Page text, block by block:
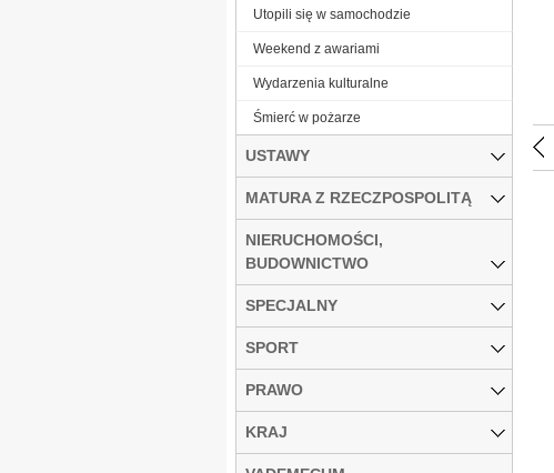
Utopili się w samochodzie
Weekend z awariami
Wydarzenia kulturalne
Śmierć w pożarze
USTAWY
MATURA Z RZECZPOSPOLITĄ
NIERUCHOMOŚCI,
BUDOWNICTWO
SPECJALNY
SPORT
PRAWO
KRAJ